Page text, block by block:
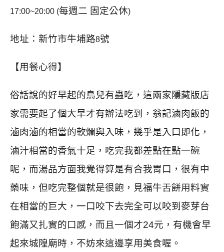
17:00~20:00 (每週二 固定公休)
地址：新竹市牛埔路8號
【用餐心得】
俗話說的好早起的鳥兒有蟲吃，這兩家隱藏版店
家需要起了個大早才有辦法吃到，翁記滷肉飯的
滷肉滷的相當的軟爛與入味，幾乎是入口即化，
滷汁相當的香氣十足，吃完我都差點在點一碗
呢，而湯品方面我覺得算是有合我胃口，很有中
藥味，但吃完整個就是很飽，見福牛舌餅用料實
在相當的巨大，一口咬下去完全可以咬到麥芽台
飽滿又扎實的口感，而且一個才24元，有機會早
起來城隍廟時，不妨來這邊享用美食喔。